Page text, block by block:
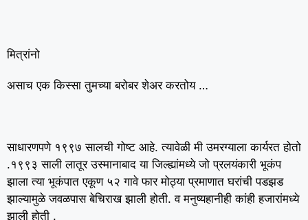
मित्रांनो
असाच एक किस्सा तुमच्या बरोबर शेअर करतोय …
साधारणपणे १९९७ सालची गोष्ट आहे. त्यावेळी मी उमरग्याला कार्यरत होतो
.१९९३ साली लातूर उस्मानाबाद या जिल्ह्यांमध्ये जो प्रलयंकारी भूकंप
झाला त्या भूकंपात एकूण ५२ गावे फार मोठ्या प्रमाणात घरांची पडझड
झाल्यामुळे जवळपास बेचिराख झाली होती. व मनुष्यहानीही कांही हजारांमध्ये
झाली होती .